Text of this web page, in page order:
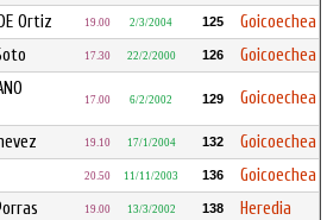
Ortiz 19.00 2/3/2004 125 Goicoechea
17.30 22/2/2000 126 Goicoechea
17.00 6/2/2002 129 Goicoechea
19.10 17/1/2004 132 Goicoechea
20.50 11/11/2003 136 Goicoechea
19.00 13/3/2002 138 Heredia